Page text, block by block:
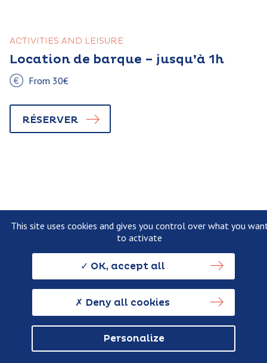
ACTIVITIES AND LEISURE
Location de barque – jusqu’à 1h
From 30€
RÉSERVER
ACTIVITIES AND LEISURE
Location de kayak biplace – jusqu’à
This site uses cookies and gives you control over what you
to activate
OK, accept all
Deny all cookies
Personalize